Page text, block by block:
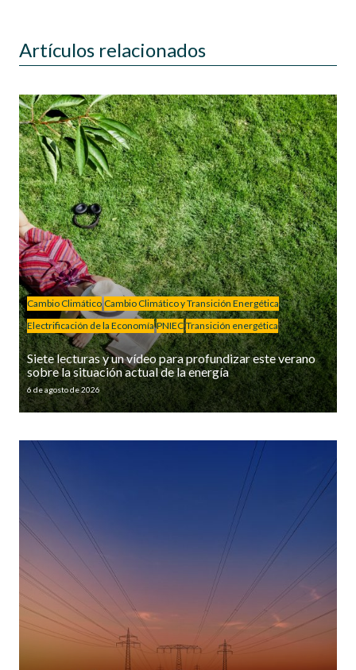
Artículos relacionados
Cambio Climático Cambio Climático y Transición Energética
Electrificación de la Economía PNIEC Transición energética
Siete lecturas y un vídeo para profundizar este verano
sobre la situación actual de la energía
6 de agosto de 2026